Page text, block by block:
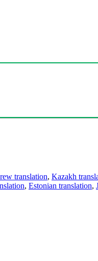
translation, Kazakh
, Estonian translation,